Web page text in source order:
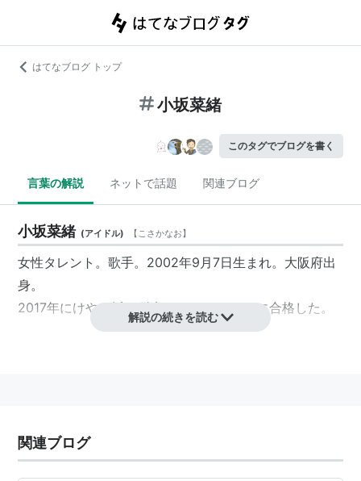
はてなブログ トップ
小坂菜緒
このタグでブログを書く
言葉の解説 ネットで話題 関連ブログ
小坂菜緒 (アイドル) 【こさかなお】
女性タレント。歌手。2002年9月7日生まれ。大阪府出
身。
2017年にけやき坂46追加オーディションに合格した。
解説の続きを読む
関連ブログ